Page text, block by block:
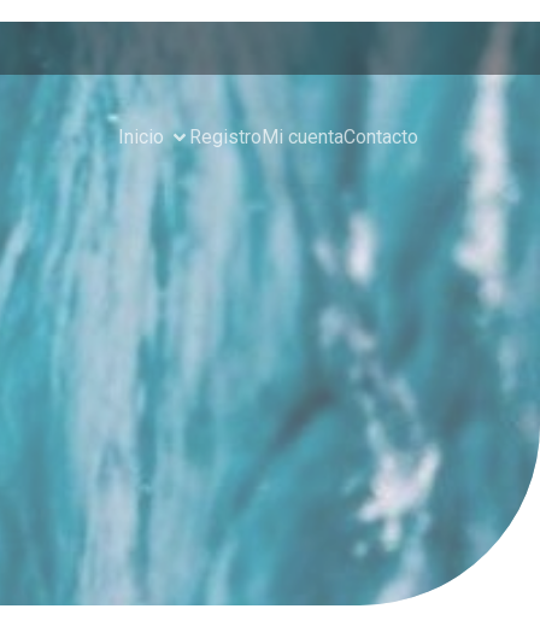
Inicio RegistroMi cuentaContacto